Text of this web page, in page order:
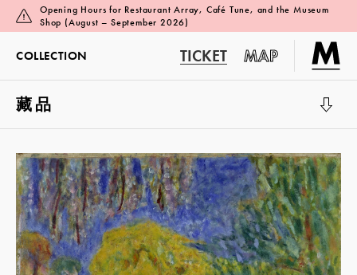
Opening Hours for Restaurant Array, Café Tune, and the Museum
Shop (August – September 2026)
COLLECTION TICKET MAP
藏品